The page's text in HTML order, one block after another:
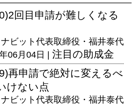
回目申請が難しくなる
ビット代表取締役・福井泰代
06月04日 | 注目の助成金
再申請で絶対に変えるべ
けない点
ビット代表取締役・福井泰代